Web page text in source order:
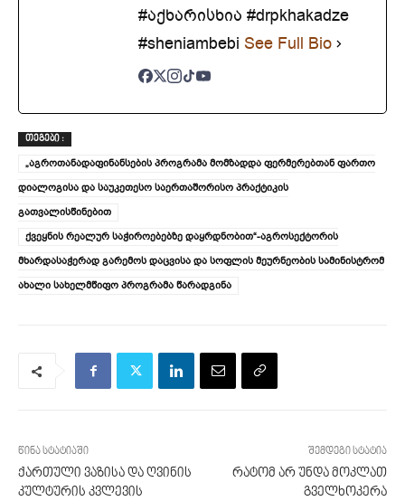
#აქხარისხია #drpkhakadze
#sheniambebi See Full Bio
ᲗᲔᲒᲔᲑᲘ :
„აგროთანადაფინანსების პროგრამა მომზადდა ფერმერებთან ფართო
დიალოგისა და საუკეთესო საერთაშორისო პრაქტიკის
გათვალისწინებით
ქვეყნის რეალურ საჭიროებებზე დაყრდნობით“-აგროსექტორის
მხარდასაჭერად გარემოს დაცვისა და სოფლის მეურნეობის სამინისტრომ
ახალი სახელმწიფო პროგრამა წარადგინა
წინა სტატიაში
ქართული ვაზისა და ღვინის
კულტურის კვლევის
შემდეგი სტატია
რატომ არ უნდა მოკლათ
გველხოკერა